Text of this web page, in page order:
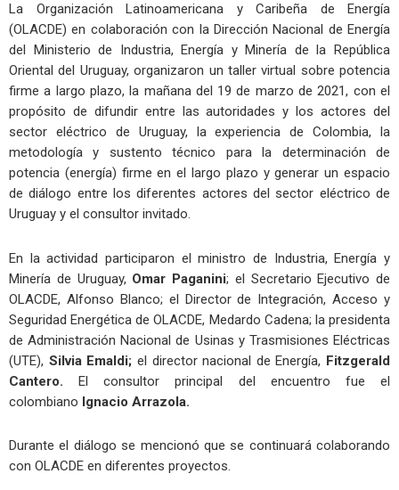
La Organización Latinoamericana y Caribeña de Energía
(OLACDE) en colaboración con la Dirección Nacional de Energía
del Ministerio de Industria, Energía y Minería de la República
Oriental del Uruguay, organizaron un taller virtual sobre potencia
firme a largo plazo, la mañana del 19 de marzo de 2021, con el
propósito de difundir entre las autoridades y los actores del
sector eléctrico de Uruguay, la experiencia de Colombia, la
metodología y sustento técnico para la determinación de
potencia (energía) firme en el largo plazo y generar un espacio
de diálogo entre los diferentes actores del sector eléctrico de
Uruguay y el consultor invitado.
En la actividad participaron el ministro de Industria, Energía y
Minería de Uruguay, Omar Paganini; el Secretario Ejecutivo de
OLACDE, Alfonso Blanco; el Director de Integración, Acceso y
Seguridad Energética de OLACDE, Medardo Cadena; la presidenta
de Administración Nacional de Usinas y Trasmisiones Eléctricas
(UTE), Silvia Emaldi; el director nacional de Energía, Fitzgerald
Cantero.El consultor principal del encuentro fue el
colombiano Ignacio Arrazola.
Durante el diálogo se mencionó que se continuará colaborando
con OLACDE en diferentes proyectos.